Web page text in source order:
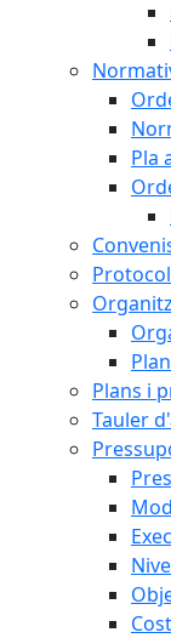
Pla
Plans i
Tauler